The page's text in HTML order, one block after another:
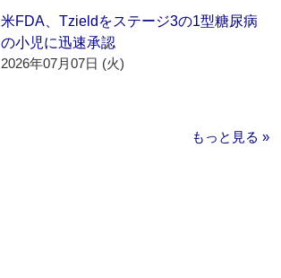
米FDA、Tzieldをステージ3の1型糖尿病
の小児に迅速承認
2026年07月07日 (火)
もっと見る »